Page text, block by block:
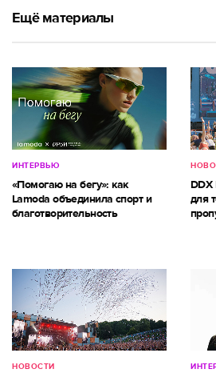
Ещё материалы
ИНТЕРВЬЮ
«Помогаю на бегу»: как
Lamoda объединила спорт и
благотворительность
DDX
для
НОВОСТИ